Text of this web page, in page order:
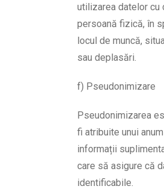
utilizarea datelor cu
persoană fizică, în
locul de muncă,
sau deplasări.
f) Pseudonimizare
Pseudonimizarea
fi atribuite unui
informații
care să asigure că
identificabile.